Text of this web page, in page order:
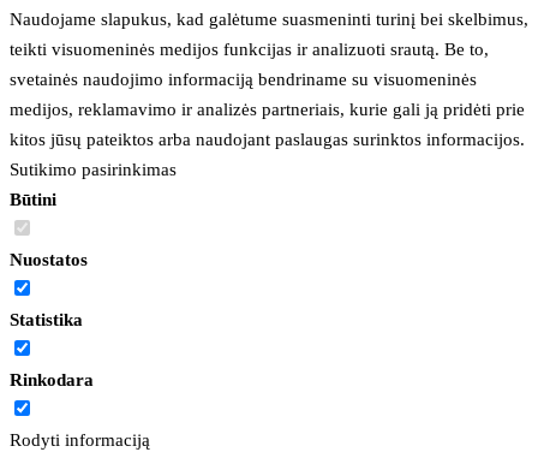
Naudojame slapukus, kad galėtume suasmeninti turinį bei skelbimus,
teikti visuomeninės medijos funkcijas ir analizuoti srautą. Be to,
svetainės naudojimo informaciją bendriname su visuomeninės
medijos, reklamavimo ir analizės partneriais, kurie gali ją pridėti prie
kitos jūsų pateiktos arba naudojant paslaugas surinktos informacijos.
Sutikimo pasirinkimas
Būtini
Nuostatos
Statistika
Rinkodara
Rodyti informaciją